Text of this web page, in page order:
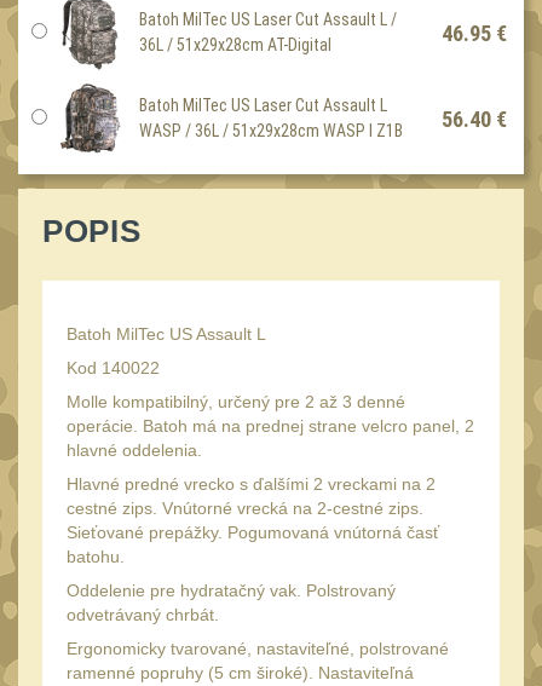
Láhve16
Lékárničky
Na přežití 26
Ostatní
MONTÁŽE PRO OPTIKU
1" Picatinny 45
1" Dovetail
30mm Picatinny 47
30mm Dovetail
34mm 31
Montáže pre kolimátory
Ostatní13
Batoh MilTec US Laser Cut Assault L /
36L / 51x29x28cm AT-Digital
46.95 €
Batoh MilTec US Laser Cut Assault L
WASP / 36L / 51x29x28cm WASP I Z1B
56.40 €
POPIS
Batoh MilTec US Assault L
Kod 140022
Molle kompatibilný, určený pre 2 až 3 denné
operácie. Batoh má na prednej strane velcro panel, 2
hlavné oddelenia.
Hlavné predné vrecko s ďalšími 2 vreckami na 2
cestné zips. Vnútorné vrecká na 2-cestné zips.
Sieťované prepážky. Pogumovaná vnútorná časť
batohu.
Oddelenie pre hydratačný vak. Polstrovaný
odvetrávaný chrbát.
Ergonomicky tvarované, nastaviteľné, polstrované
ramenné popruhy (5 cm široké). Nastaviteľná